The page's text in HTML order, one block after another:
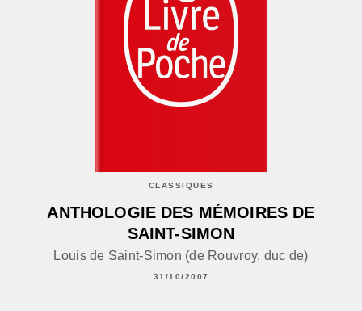
CLASSIQUES
ANTHOLOGIE DES MÉMOIRES DE
SAINT-SIMON
Louis de Saint-Simon (de Rouvroy, duc de)
31/10/2007